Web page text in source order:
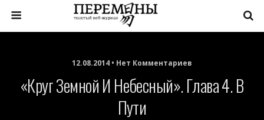
12.08.2014 • Нет Комментариев
«Круг Земной И Небесный». Глава 4. В
Пути